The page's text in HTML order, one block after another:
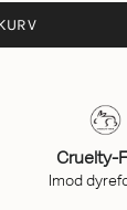
Cruelty-
Imod